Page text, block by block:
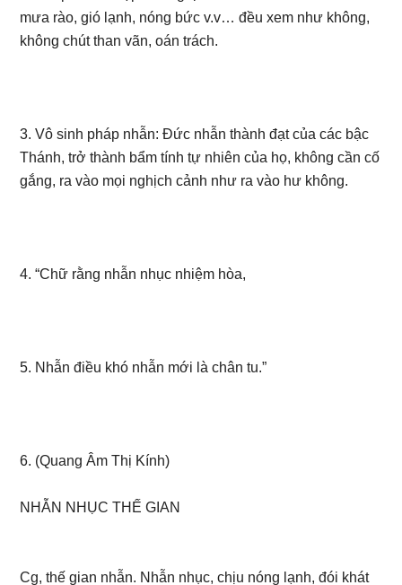
mưa rào, gió lạnh, nóng bức v.v… đều xem như không,
không chút than vãn, oán trách.
3. Vô sinh pháp nhẫn: Đức nhẫn thành đạt của các bậc
Thánh, trở thành bẩm tính tự nhiên của họ, không cần cố
gắng, ra vào mọi nghịch cảnh như ra vào hư không.
4. “Chữ rằng nhẫn nhục nhiệm hòa,
5. Nhẫn điều khó nhẫn mới là chân tu.”
6. (Quang Âm Thị Kính)
NHẪN NHỤC THẾ GIAN
Cg, thế gian nhẫn. Nhẫn nhục, chịu nóng lạnh, đói khát